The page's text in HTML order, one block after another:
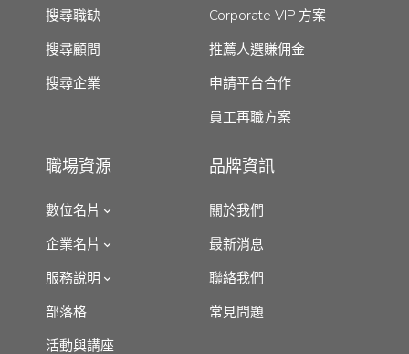
搜尋職缺
搜尋顧問
搜尋企業
Corporate VIP 方案
推薦人選賺佣金
申請平台合作
員工再職方案
職場資源
數位名片
企業名片
服務說明
部落格
活動與講座
品牌資訊
關於我們
最新消息
聯絡我們
常見問題